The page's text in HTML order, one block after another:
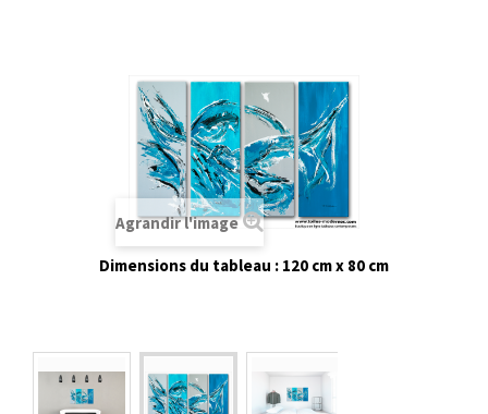
Agrandir l'image
Dimensions du tableau : 120 cm x 80 cm